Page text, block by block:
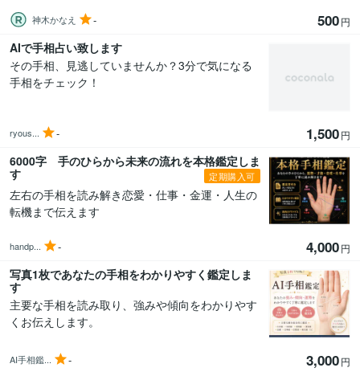
神木かなえ - 500円
AIで手相占い致します
その手相、見逃していませんか？3分で気になる
手相をチェック！
ryous... - 1,500円
6000字 手のひらから未来の流れを本格鑑定しま
す
定期購入可
左右の手相を読み解き恋愛・仕事・金運・人生の
転機まで伝えます
handp... - 4,000円
写真1枚であなたの手相をわかりやすく鑑定しま
す
主要な手相を読み取り、強みや傾向をわかりやす
くお伝えします。
AI手相鑑... - 3,000円